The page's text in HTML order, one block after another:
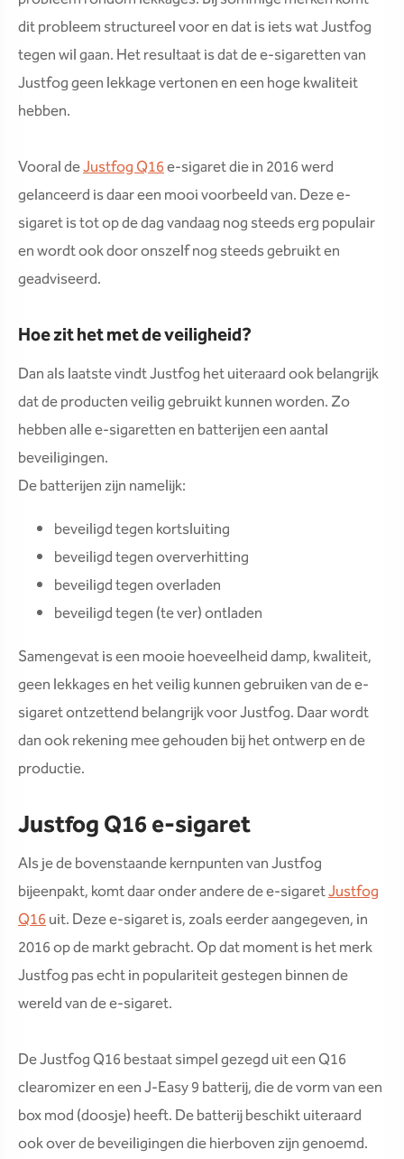
dit probleem structureel voor en dat is iets wat Justfog
tegen wil gaan. Het resultaat is dat de e-sigaretten van
Justfog geen lekkage vertonen en een hoge kwaliteit
hebben.
Vooral deJustfog Q16e-sigaret die in 2016 werd
gelanceerd is daar een mooi voorbeeld van. Deze e-
sigaret is tot op de dag vandaag nog steeds erg populair
en wordt ook door onszelf nog steeds gebruikt en
geadviseerd.
Hoe zit het met de veiligheid?
Dan als laatste vindt Justfog het uiteraard ook belangrijk
dat de producten veilig gebruikt kunnen worden. Zo
hebben alle e-sigaretten en batterijen een aantal
beveiligingen.
De batterijen zijn namelijk:
beveiligd tegen kortsluiting
beveiligd tegen oververhitting
beveiligd tegen overladen
beveiligd tegen (te ver) ontladen
Samengevat is een mooie hoeveelheid damp, kwaliteit,
geen lekkages en het veilig kunnen gebruiken van de e-
sigaret ontzettend belangrijk voor Justfog. Daar wordt
dan ook rekening mee gehouden bij het ontwerp en de
productie.
Justfog Q16 e-sigaret
Als je de bovenstaande kernpunten van Justfog
bijeenpakt, komt daar onder andere de e-sigaretJustfog
Q16uit. Deze e-sigaret is, zoals eerder aangegeven, in
2016 op de markt gebracht. Op dat moment is het merk
Justfog pas echt in populariteit gestegen binnen de
wereld van de e-sigaret.
De Justfog Q16 bestaat simpel gezegd uit een Q16
clearomizer en een J-Easy 9 batterij, die de vorm van een
box mod (doosje) heeft. De batterij beschikt uiteraard
ook over de beveiligingen die hierboven zijn genoemd.